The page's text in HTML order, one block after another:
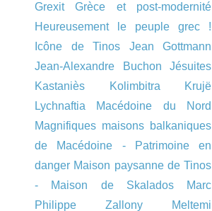
Grexit
Grèce et post-modernité
Heureusement le peuple grec !
Icône de Tinos
Jean Gottmann
Jean-Alexandre Buchon
Jésuites
Kastaniès
Kolimbitra
Krujë
Lychnaftia
Macédoine du Nord
Magnifiques maisons balkaniques
de Macédoine - Patrimoine en
danger Maison paysanne de Tinos
- Maison de Skalados
Marc
Philippe Zallony
Meltemi